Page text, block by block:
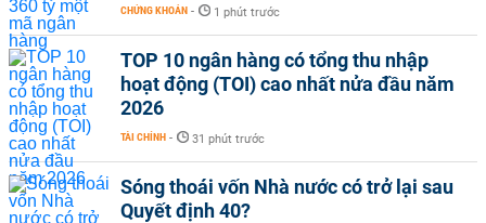
CHỨNG KHOÁN - 1 phút trước
TOP 10 ngân hàng có tổng thu nhập
hoạt động (TOI) cao nhất nửa đầu năm
2026
TÀI CHÍNH - 31 phút trước
Sóng thoái vốn Nhà nước có trở lại sau
Quyết định 40?